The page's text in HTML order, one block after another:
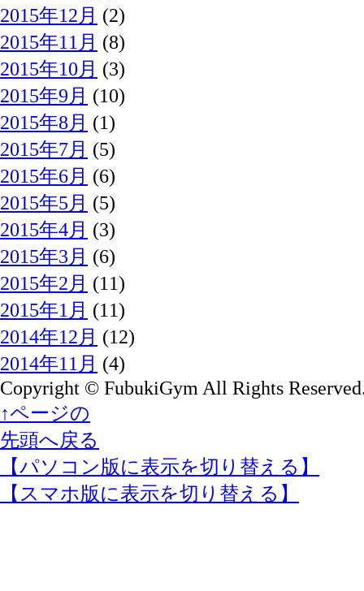
2015年12月 (2)
2015年11月 (8)
2015年10月 (3)
2015年9月 (10)
2015年8月 (1)
2015年7月 (5)
2015年6月 (6)
2015年5月 (5)
2015年4月 (3)
2015年3月 (6)
2015年2月 (11)
2015年1月 (11)
2014年12月 (12)
2014年11月 (4)
Copyright © FubukiGym All Rights
↑ページの
先頭へ戻る
【パソコン版に表示を切り替える】
【スマホ版に表示を切り替える】